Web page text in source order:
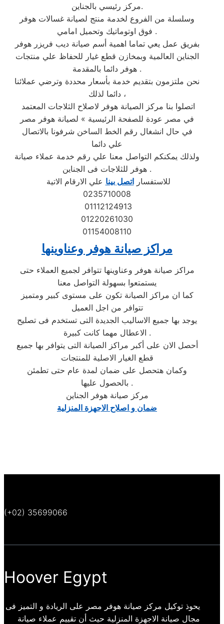
مركز رئيسي بالجناين.
وسلسلة من الفروع لخدمة منتج لصيانة غسالات هوفر
فوق اوتوماتيك وتحميل امامي .
بفريق عمل يعي تماما اهمية أسم صيانة ديب فريزر هوفر
الجناين العالمية وبمخازن قطع غيار للحفاظ علي منتجات
هوفر دائما بالمقدمة .
نحن ملتزمون بتقديم خدمة بأسعار محددة وترضي عملائنا
دائما لذلك ،
في مصر عودة للصفحة الرئيسية » لصيانة هوفر مصر
في حال انشغال رقم الخط الساخن شرفونا بالاتصال
علي دائما
ولذلك يمكنكم التواصل معنا علي رقم خدمة عملاء صيانة
هوفر للثلاجات فى الجناين .
للاستفساراتصل بينا علي الارقام الاتية
0235710008
01112124913
01220261030
01154008110
مراكز صيانة هوفر وعناوينها
مراكز صيانة هوفر وعناوينها تتوافر لجميع العملاء حتى
يستمتعوا بسهولة التواصل معنا
كما ان مراكز الصيانة تكون على مستوى كبير ومتميز
تتوافر من اجل العميل
يوجد بها جميع الاساليب الجديدة التى تستخدم فى تصليح
الاعطال مهما كانت كبيرة .
أحصل الان على أكبر مراكز الصيانة التى يتوافر بها جميع
قطع الغيار الاصلية للمنتجات
وكمان هتحصل على ضمان لمدة عام حتى تطمئن
بالحصول عليها .
مركز صيانة هوفر الجناين
ضمان و اصلاح الاجهزة المنزلية
(+02) 35699066
Hoover Egypt
يحوذ توكيل مركز صيانة هوفر مصر على الريادة و التميز فى
مجال صيانة الاجهزة المنزلية حيث أن تقييم عملاء صيانة